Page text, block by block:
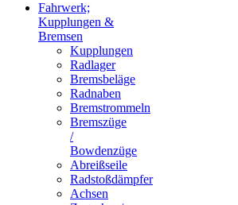
Fahrwerk;
Kupplungen &
Bremsen
Kupplungen
Radlager
Bremsbeläge
Radnaben
Bremstrommeln
Bremszüge
/
Bowdenzüge
Abreißseile
Radstoßdämpfer
Achsen